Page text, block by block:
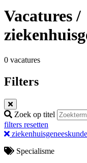
Vacatures/
0 vacatures
Filters
Zoek op titel
filters resetten
ziekenhuisgeneeskunde
Specialisme